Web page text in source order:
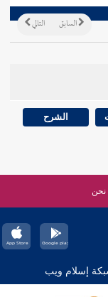
التالي السابق
الشرح